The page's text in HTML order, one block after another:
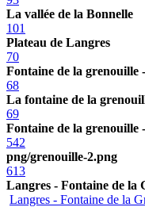
La vallée de la Bonnelle
101
Plateau de Langres
70
Fontaine de la grenouille
68
La fontaine de la
69
Fontaine de la grenouille
542
png/grenouille-2.png
613
Langres - Fontaine de la
Langres - Fontaine de la